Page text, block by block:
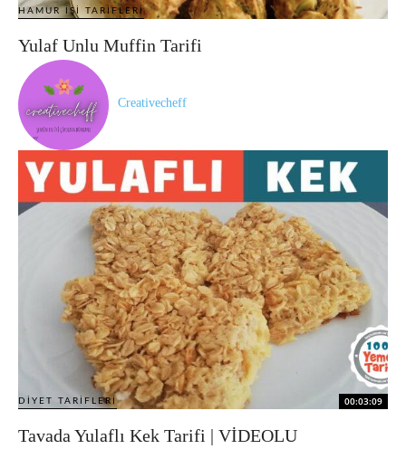
HAMUR İŞI TARIFLERI
Yulaf Unlu Muffin Tarifi
Creativecheff
DIYET TARIFLERI 00:03:09
Tavada Yulaflı Kek Tarifi | VİDEOLU